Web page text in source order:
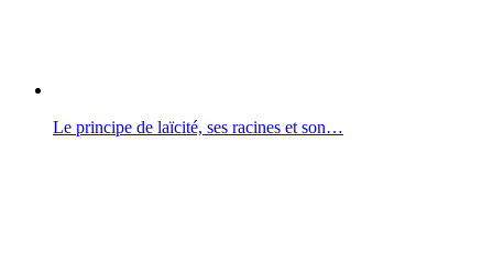
Le principe de laïcité, ses racines et son…